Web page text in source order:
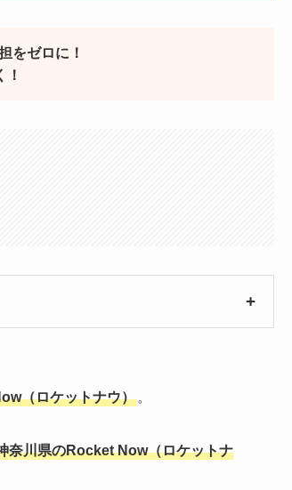
をゼロに！
（ロケットナウ） 。
奈川県のRocket Now（ロケットナ